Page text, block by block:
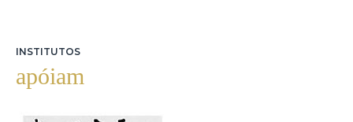
INSTITUTOS
apóiam